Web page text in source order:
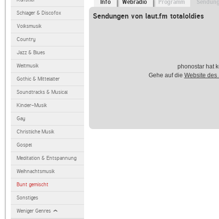
Schlager & Discofox
Volksmusik
Country
Jazz & Blues
Weltmusik
Gothic & Mittelalter
Soundtracks & Musical
Kinder-Musik
Gay
Christliche Musik
Gospel
Meditation & Entspannung
Weihnachtsmusik
Bunt gemischt
Sonstiges
Weniger Genres
Info Webradio Programm
Sendungen von laut.fm totaloldies
phonostar hat
Gehe auf die Website des